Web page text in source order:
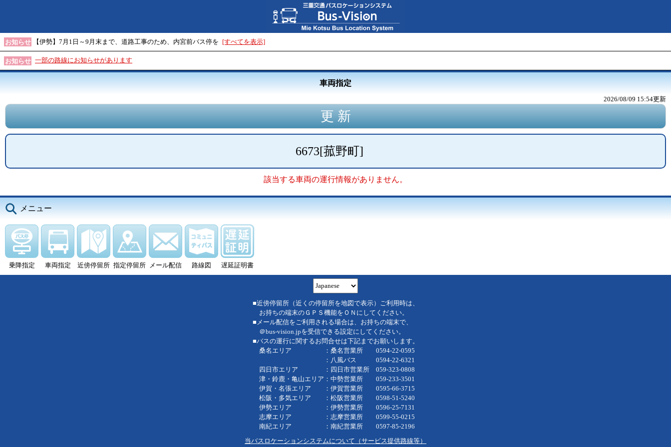
お知らせ 【伊勢】7月1日～9月末まで、道路工事のため、内宮前バス停を [すべてを表示]
お知らせ 一部の路線にお知らせがあります
車両指定
2026/08/09 15:54更新
6673[菰野町]
該当する車両の運行情報がありません。
メニュー
乗降指定 車両指定 近傍停留所 指定停留所 メール配信 路線図 遅延証明書
■近傍停留所（近くの停留所を地図で表示）ご利用時は、
お持ちの端末のＧＰＳ機能をＯＮにしてください。
■メール配信をご利用される場合は、お持ちの端末で、
＠bus-vision.jpを受信できる設定にしてください。
■バスの運行に関するお問合せは下記までお願いします。
桑名エリア ：桑名営業所 0594-22-0595
：八風バス 0594-22-6321
四日市エリア ：四日市営業所 059-323-0808
津・鈴鹿・亀山エリア：中勢営業所 059-233-3501
伊賀・名張エリア ：伊賀営業所 0595-66-3715
松阪・多気エリア ：松阪営業所 0598-51-5240
伊勢エリア ：伊勢営業所 0596-25-7131
志摩エリア ：志摩営業所 0599-55-0215
南紀エリア ：南紀営業所 0597-85-2196
当バスロケーションシステムについて（サービス提供路線等）